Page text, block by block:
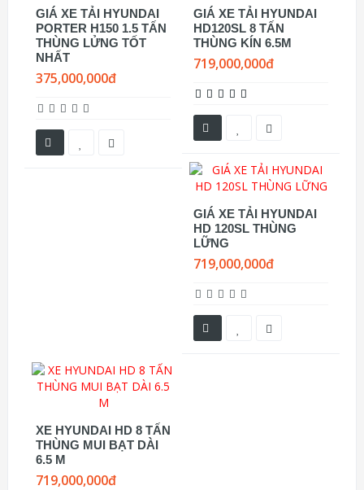
GIÁ XE TẢI HYUNDAI
PORTER H150 1.5 TẤN
THÙNG LỬNG TỐT
NHẤT
375,000,000đ
GIÁ XE TẢI HYUNDAI
HD120SL 8 TẤN
THÙNG KÍN 6.5M
719,000,000đ
GIÁ XE TẢI HYUNDAI
HD 120SL THÙNG
LỮNG
719,000,000đ
XE HYUNDAI HD 8 TẤN
THÙNG MUI BẠT DÀI
6.5 M
719,000,000đ